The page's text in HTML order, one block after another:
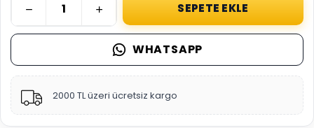
SEPETE EKLE
WHATSAPP
2000 TL üzeri ücretsiz kargo